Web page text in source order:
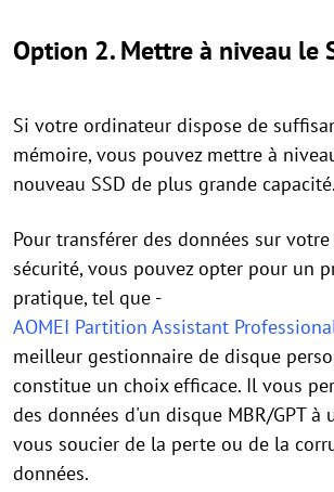
Option 2. Mettre à niveau le
Si votre ordinateur dispose de
mémoire, vous pouvez mettre à
nouveau SSD de plus grande capacité.
Pour transférer des données sur
sécurité, vous pouvez opter pour un
pratique, tel que -
AOMEI Partition Assistant
meilleur gestionnaire de disque
constitue un choix efficace. Il vous
des données d'un disque MBR/GPT à
vous soucier de la perte ou de la
données.